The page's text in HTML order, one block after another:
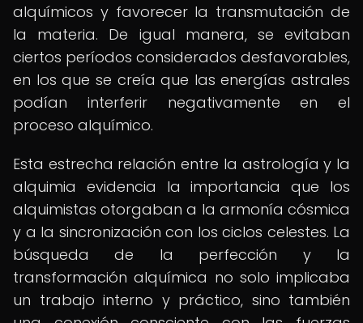
alquímicos y favorecer la transmutación de
la materia. De igual manera, se evitaban
ciertos períodos considerados desfavorables,
en los que se creía que las energías astrales
podían interferir negativamente en el
proceso alquímico.
Esta estrecha relación entre la astrología y la
alquimia evidencia la importancia que los
alquimistas otorgaban a la armonía cósmica
y a la sincronización con los ciclos celestes. La
búsqueda de la perfección y la
transformación alquímica no solo implicaba
un trabajo interno y práctico, sino también